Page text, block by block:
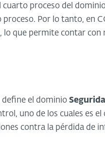
proceso del
Por lo tanto, en
lo que permite contar
define el dominio
uno de los cuales es el
contra la pérdida de